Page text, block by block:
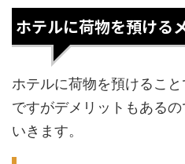
ホテルに荷物を預ける
ホテルに荷物を預けるこ
ですがデメリットもある
いきます。